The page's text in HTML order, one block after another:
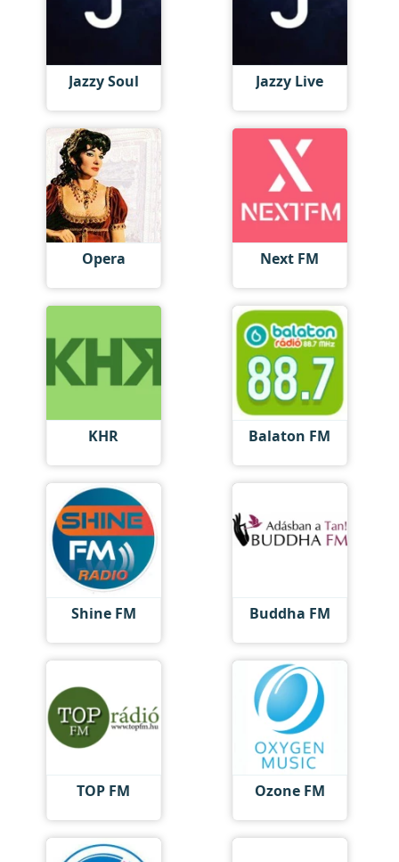
Jazzy Soul Jazzy Live
Opera Next FM
KHR Balaton FM
Shine FM Buddha FM
TOP FM Ozone FM